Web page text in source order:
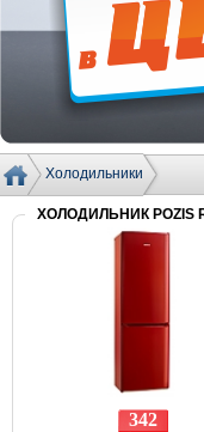
Холодильники
ХОЛОДИЛЬНИК POZIS
342